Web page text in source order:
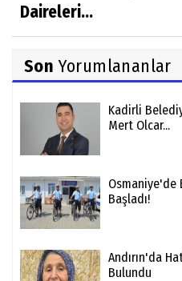
Daireleri...
Son Yorumlananlar
Kadirli
Mert Olcar...
Osmaniye'de
Başladı!
Andırın'da
Bulundu